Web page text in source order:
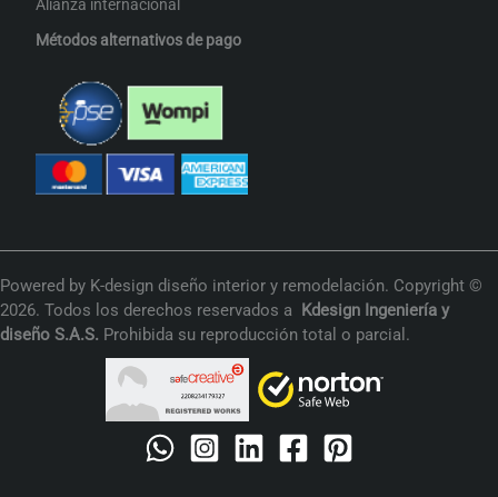
Alianza internacional
Métodos alternativos de pago
Powered by K-design diseño interior y remodelación. Copyright ©
2026. Todos los derechos reservados a Kdesign Ingeniería y
diseño S.A.S. Prohibida su reproducción total o parcial.